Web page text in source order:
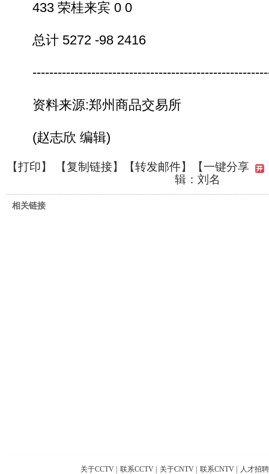
433 荣桂来宾 0 0
总计 5272 -98 2416
资料来源:郑州商品交易所
(赵志欣 编辑)
【打印】 【复制链接】【转发邮件】
【一键分享
辑：刘名
相关链接
关于CCTV | 联系CCTV | 关于CNTV | 联系CNTV | 人才招聘